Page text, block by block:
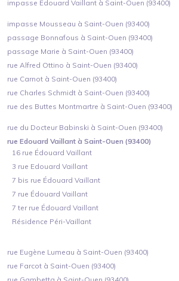
impasse Edouard Vaillant à Saint-Ouen (93400)
impasse Mousseau à Saint-Ouen (93400)
passage Bonnafous à Saint-Ouen (93400)
passage Marie à Saint-Ouen (93400)
rue Alfred Ottino à Saint-Ouen (93400)
rue Carnot à Saint-Ouen (93400)
rue Charles Schmidt à Saint-Ouen (93400)
rue des Buttes Montmartre à Saint-Ouen (93400)
rue du Docteur Babinski à Saint-Ouen (93400)
rue Edouard Vaillant à Saint-Ouen (93400)
16 rue Édouard Vaillant
3 rue Edouard Vaillant
7 bis rue Édouard Vaillant
7 rue Édouard Vaillant
7 ter rue Édouard Vaillant
Résidence Péri-Vaillant
rue Eugène Lumeau à Saint-Ouen (93400)
rue Farcot à Saint-Ouen (93400)